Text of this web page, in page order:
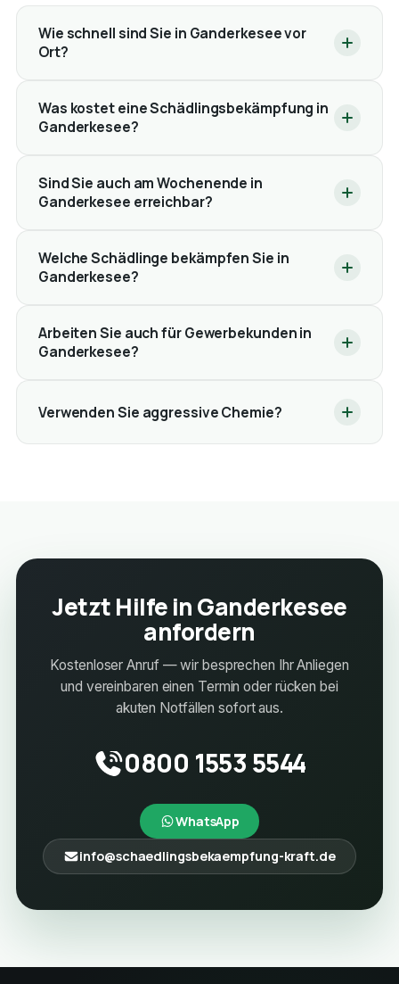
Wie schnell sind Sie in Ganderkesee vor
Ort?
Was kostet eine Schädlingsbekämpfung in
Ganderkesee?
Sind Sie auch am Wochenende in
Ganderkesee erreichbar?
Welche Schädlinge bekämpfen Sie in
Ganderkesee?
Arbeiten Sie auch für Gewerbekunden in
Ganderkesee?
Verwenden Sie aggressive Chemie?
Jetzt Hilfe in Ganderkesee
anfordern
Kostenloser Anruf — wir besprechen Ihr Anliegen
und vereinbaren einen Termin oder rücken bei
akuten Notfällen sofort aus.
0800 1553 5544
WhatsApp
info@schaedlingsbekaempfung-kraft.de